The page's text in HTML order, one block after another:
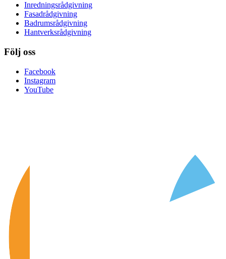
Inredningsrådgivning
Fasadrådgivning
Badrumsrådgivning
Hantverksrådgivning
Följ oss
Facebook
Instagram
YouTube